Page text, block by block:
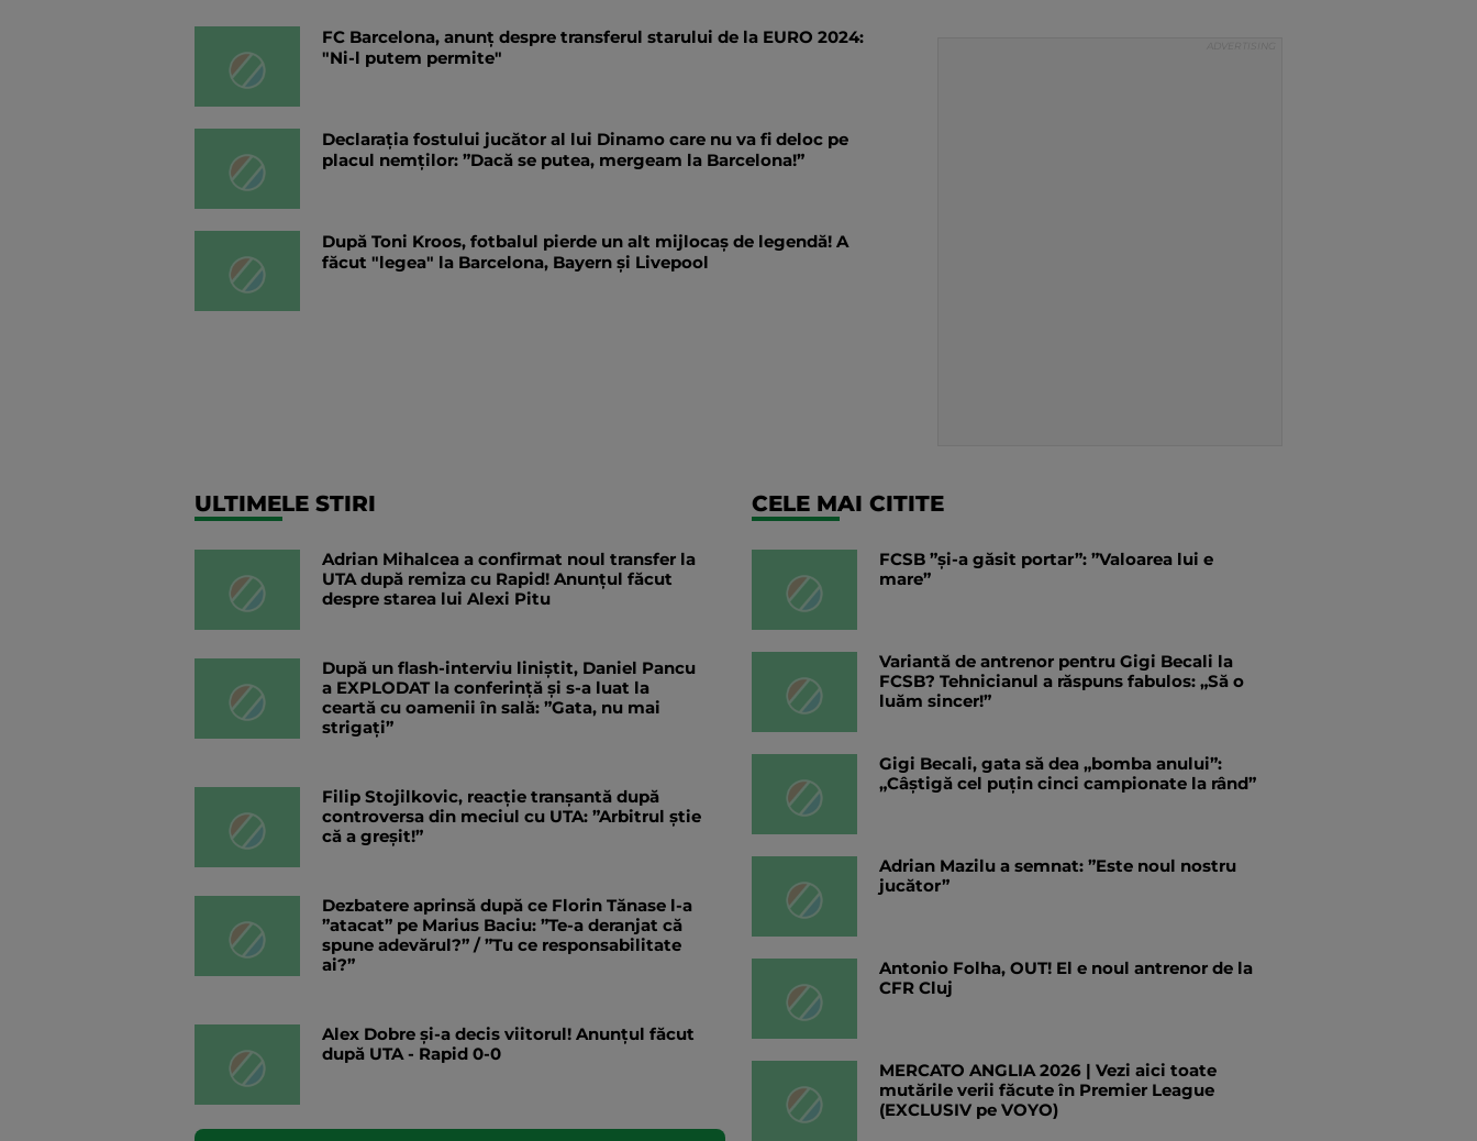
FC Barcelona, anunț despre transferul starului de la EURO 2024:
"Ni-l putem permite"
Declarația fostului jucător al lui Dinamo care nu va fi deloc pe
placul nemților: ”Dacă se putea, mergeam la Barcelona!”
După Toni Kroos, fotbalul pierde un alt mijlocaș de legendă! A
făcut "legea" la Barcelona, Bayern și Livepool
ULTIMELE STIRI
Adrian Mihalcea a confirmat noul transfer la
UTA după remiza cu Rapid! Anunțul făcut
despre starea lui Alexi Pitu
După un flash-interviu liniștit, Daniel Pancu
a EXPLODAT la conferință și s-a luat la
ceartă cu oamenii în sală: ”Gata, nu mai
strigați”
Filip Stojilkovic, reacție tranșantă după
controversa din meciul cu UTA: ”Arbitrul știe
că a greșit!”
Dezbatere aprinsă după ce Florin Tănase l-a
”atacat” pe Marius Baciu: ”Te-a deranjat că
spune adevărul?” / ”Tu ce responsabilitate
ai?”
Alex Dobre și-a decis viitorul! Anunțul făcut
după UTA - Rapid 0-0
CELE MAI CITITE
FCSB ”și-a găsit portar”: ”Valoarea lui e
mare”
Variantă de antrenor pentru Gigi Becali la
FCSB? Tehnicianul a răspuns fabulos: „Să o
luăm sincer!”
Gigi Becali, gata să dea „bomba anului”:
„Câștigă cel puțin cinci campionate la rând”
Adrian Mazilu a semnat: ”Este noul nostru
jucător”
Antonio Folha, OUT! El e noul antrenor de la
CFR Cluj
MERCATO ANGLIA 2026 | Vezi aici toate
mutările verii făcute în Premier League
(EXCLUSIV pe VOYO)